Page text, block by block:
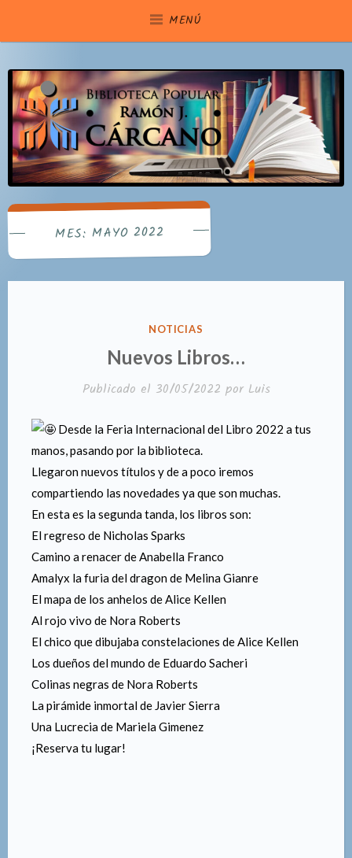
MENÚ
MES: MAYO 2022
PUBLICADO
NOTICIAS
Nuevos Libros…
Publicado el 30/05/2022 por Luis
Desde la Feria Internacional del Libro 2022 a tus
manos, pasando por la biblioteca.
Llegaron nuevos títulos y de a poco iremos
compartiendo las novedades ya que son muchas.
En esta es la segunda tanda, los libros son:
El regreso de Nicholas Sparks
Camino a renacer de Anabella Franco
Amalyx la furia del dragon de Melina Gianre
El mapa de los anhelos de Alice Kellen
Al rojo vivo de Nora Roberts
El chico que dibujaba constelaciones de Alice Kellen
Los dueños del mundo de Eduardo Sacheri
Colinas negras de Nora Roberts
La pirámide inmortal de Javier Sierra
Una Lucrecia de Mariela Gimenez
¡Reserva tu lugar!